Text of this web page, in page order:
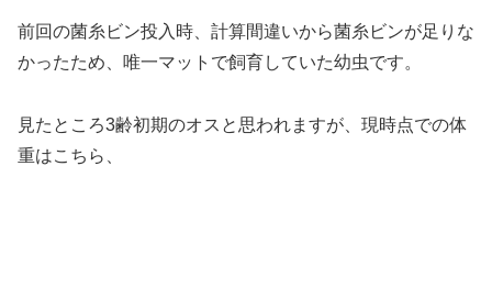
前回の菌糸ビン投入時、計算間違いから菌糸ビンが足りな
かったため、唯一マットで飼育していた幼虫です。
見たところ3齢初期のオスと思われますが、現時点での体
重はこちら、